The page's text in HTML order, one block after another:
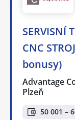
SERVISNÍ
CNC
bonusy)
Advantage
Plzeň
50 001 –